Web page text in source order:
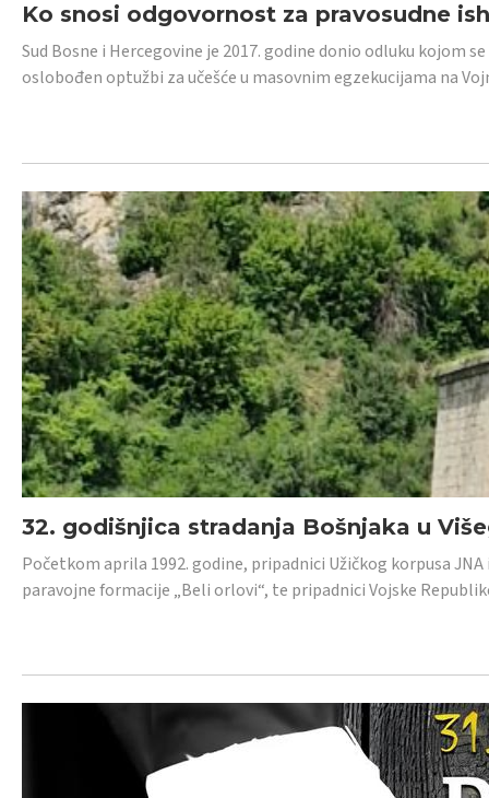
Ko snosi odgovornost za pravosudne
Sud Bosne i Hercegovine je 2017. godine donio odluku kojom
oslobođen optužbi za učešće u masovnim egzekucijama na
32. godišnjica stradanja Bošnjaka u
Početkom aprila 1992. godine, pripadnici Užičkog korpusa
paravojne formacije „Beli orlovi“, te pripadnici Vojske